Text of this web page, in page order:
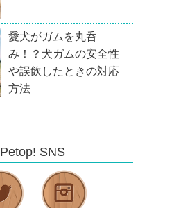
愛犬がガムを丸呑
み！？犬ガムの安全性
や誤飲したときの対応
方法
Petop! SNS